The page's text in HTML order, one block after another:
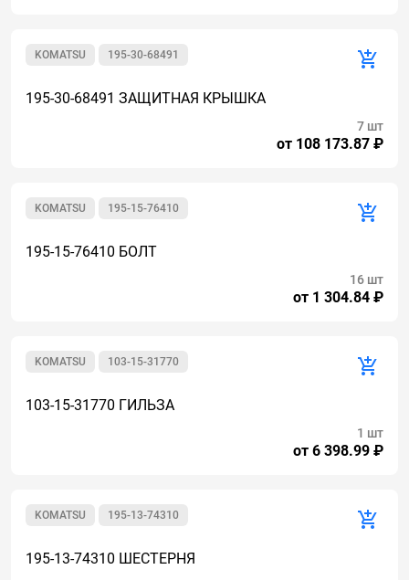
195-30-68491
KOMATSU
195-30-68491 ЗАЩИТНАЯ КРЫШКА
от 108 173.87 ₽
7 шт
195-15-76410
KOMATSU
195-15-76410 БОЛТ
от 1 304.84 ₽
16 шт
103-15-31770
KOMATSU
103-15-31770 ГИЛЬЗА
от 6 398.99 ₽
1 шт
195-13-74310
KOMATSU
195-13-74310 ШЕСТЕРНЯ